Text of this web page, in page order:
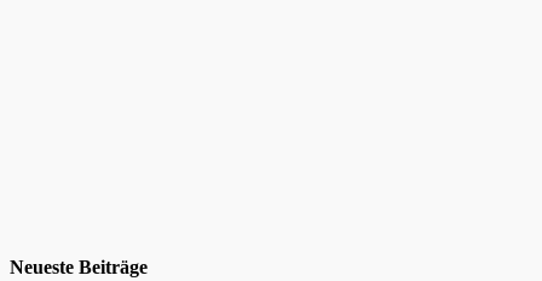
Neueste Beiträge